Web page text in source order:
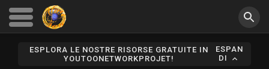
ESPLORA LE NOSTRE RISORSE GRATUITE IN
YOUTOONETWORKPROJET!
ESPAN
DI